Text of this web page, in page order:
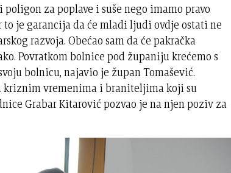
za poplave i suše nego imamo pravo
je garancija da će mladi ljudi ovdje ostati ne
razvoja. Obećao sam da će pakračka
Povratkom bolnice pod županiju krećemo s
bolnicu, najavio je župan Tomašević.
kriznim vremenima i braniteljima koji su
Grabar Kitarović pozvao je na njen poziv za